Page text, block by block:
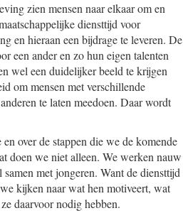
zien mensen naar elkaar om en
diensttijd voor
en hieraan een bijdrage te leveren. De
een ander en zo hun eigen talenten
wel een duidelijker beeld te krijgen
om mensen met verschillende
te laten meedoen. Daar wordt
over de stappen die we de komende
doen we niet alleen. We werken nauw
met jongeren. Want de diensttijd
kijken naar wat hen motiveert, wat
daarvoor nodig hebben.